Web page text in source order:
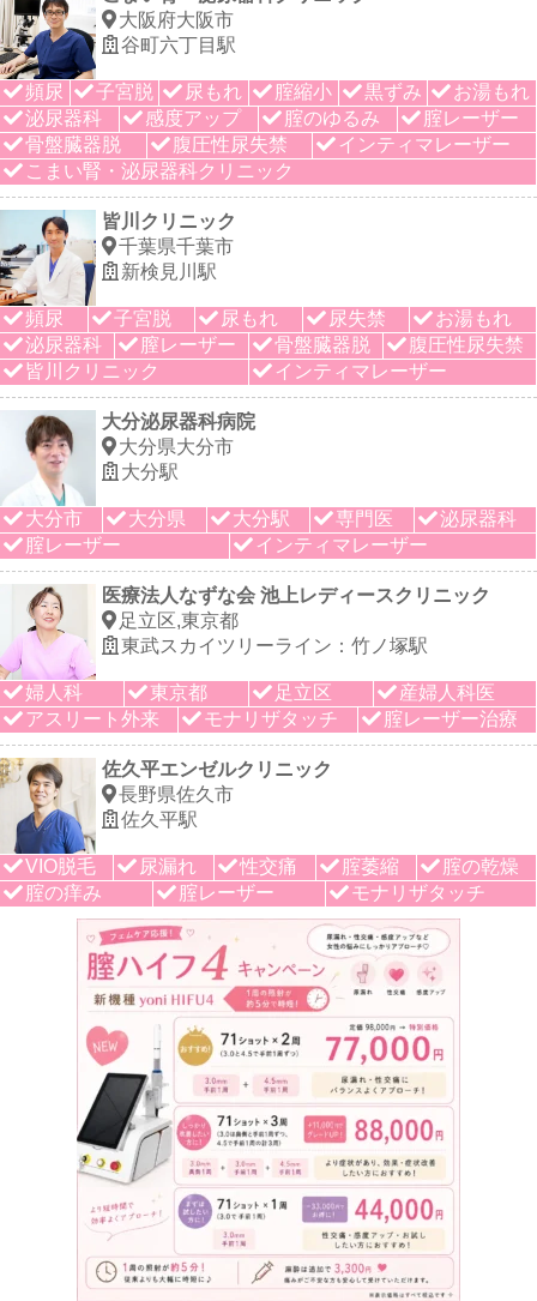
大阪府大阪市
谷町六丁目駅
頻尿 子宮脱 尿もれ 腟縮小 黒ずみ
お湯もれ
泌尿器科
感度アップ 腟のゆるみ
腟レーザー
骨盤臓器脱
腹圧性尿失禁
インティマレーザー
こまい腎・泌尿器科クリニック
皆川クリニック
千葉県千葉市
新検見川駅
頻尿 子宮脱 尿もれ 尿失禁
お湯もれ
泌尿器科
膣レーザー 骨盤臓器脱
腹圧性尿失禁
皆川クリニック
インティマレーザー
大分泌尿器科病院
大分県大分市
大分駅
大分市 大分県 大分駅 専門医
泌尿器科
腟レーザー
インティマレーザー
医療法人なずな会 池上レディースクリニック
足立区,東京都
東武スカイツリーライン：竹ノ塚駅
婦人科 東京都 足立区
産婦人科医
アスリート外来
モナリザタッチ 腟レーザー治療
佐久平エンゼルクリニック
長野県佐久市
佐久平駅
VIO脱毛 尿漏れ 性交痛 腟萎縮
腟の乾燥
腟の痒み
腟レーザー モナリザタッチ